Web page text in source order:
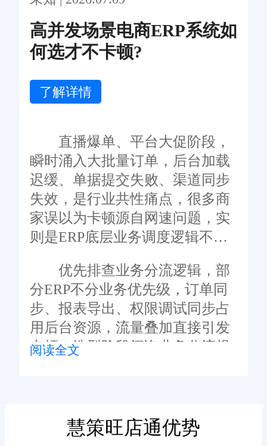
高并发场景电商ERP系统如
何选才不卡顿?
了解详情
直播爆单、平台大促阶段，
瞬时涌入大批量订单，后台加载
迟缓、单据提交失败、渠道同步
失效，是行业共性痛点，很多商
家误以为卡顿源自网速问题，实
则是ERP底层业务调度逻辑不完
优先排查业务分流逻辑，部
分ERP不分业务优先级，订单同
步、报表导出、权限调试同步占
用后台资源，流量叠加直接引发
卡顿。选型阶段问询业务分流规
制，长期累积作废工单、过期订
单、无效日志，占用后台运行资
阅读全文
慧策旺店通优势